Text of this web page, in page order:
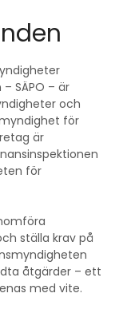
SÄPO – är
och
för
är
för
ställa krav på
åtgärder – ett
med vite.